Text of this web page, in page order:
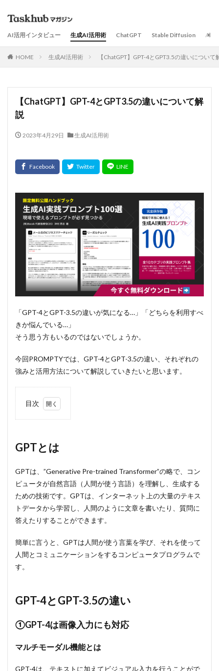
AI活用インタビュー 生成AI活用術 ChatGPT Stable Diffusion AIサ
HOME 生成AI活用術 【ChatGPT】GPT-4とGPT3.5の違いについて
【ChatGPT】GPT-4とGPT3.5の違いについて解
説
2023年4月29日 生成AI活用術
「GPT-4とGPT-3.5の違いが気になる…」「どちらを利用すべ
きか悩んでいる…」
そう思う方もいるのではないでしょうか。
今回PROMPTYでは、GPT-4とGPT-3.5の違い、それぞれの
強みと活用方法について解説していきたいと思います。
目次
2
4と
GPT-
3.5
の違
2.1
4は画
像入力
にも対
モーダ
ル機能
2.1.2
ケッチ
Webサ
GPTとは
GPTは、”Generative Pre-trained Transformer”の略で、コン
ピュータが自然言語（人間が使う言語）を理解し、生成する
ための技術です。GPTは、インターネット上の大量のテキス
トデータから学習し、人間のように文章を書いたり、質問に
答えたりすることができます。
簡単に言うと、GPTは人間が使う言葉を学び、それを使って
人間とコミュニケーションをするコンピュータプログラムで
す。
GPT-4とGPT-3.5の違い
①GPT-4は画像入力にも対応
マルチモーダル機能とは
GPT-4は、テキストに加えてビジュアル入力を行うことがで